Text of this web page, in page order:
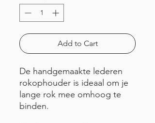
Add to Cart
De handgemaakte lederen
rokophouder is ideaal om je
lange rok mee omhoog te
binden.